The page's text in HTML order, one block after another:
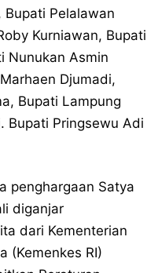
Bupati Pelalawan
Kurniawan, Bupati
Nunukan Asmin
Djumadi,
Bupati Lampung
Bupati Pringsewu Adi
penghargaan Satya
diganjar
dari Kementerian
(Kemenkes RI)